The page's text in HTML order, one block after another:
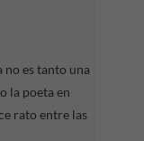
es tanto una
la poeta en
rato entre las